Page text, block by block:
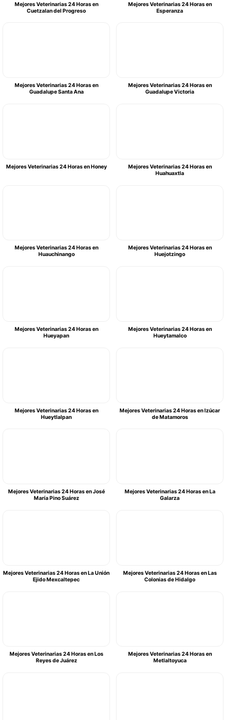
Mejores Veterinarias 24 Horas en
Cuetzalan del Progreso
Mejores Veterinarias 24 Horas en
Esperanza
Mejores Veterinarias 24 Horas en
Guadalupe Santa Ana
Mejores Veterinarias 24 Horas en
Guadalupe Victoria
Mejores Veterinarias 24 Horas en Honey
Mejores Veterinarias 24 Horas en
Huahuaxtla
Mejores Veterinarias 24 Horas en
Huauchinango
Mejores Veterinarias 24 Horas en
Huejotzingo
Mejores Veterinarias 24 Horas en
Hueyapan
Mejores Veterinarias 24 Horas en
Hueytamalco
Mejores Veterinarias 24 Horas en
Hueytlalpan
Mejores Veterinarias 24 Horas en Izúcar
de Matamoros
Mejores Veterinarias 24 Horas en José
María Pino Suárez
Mejores Veterinarias 24 Horas en La
Galarza
Mejores Veterinarias 24 Horas en La Unión
Ejido Mexcaltepec
Mejores Veterinarias 24 Horas en Las
Colonias de Hidalgo
Mejores Veterinarias 24 Horas en Los
Reyes de Juárez
Mejores Veterinarias 24 Horas en
Metlaltoyuca